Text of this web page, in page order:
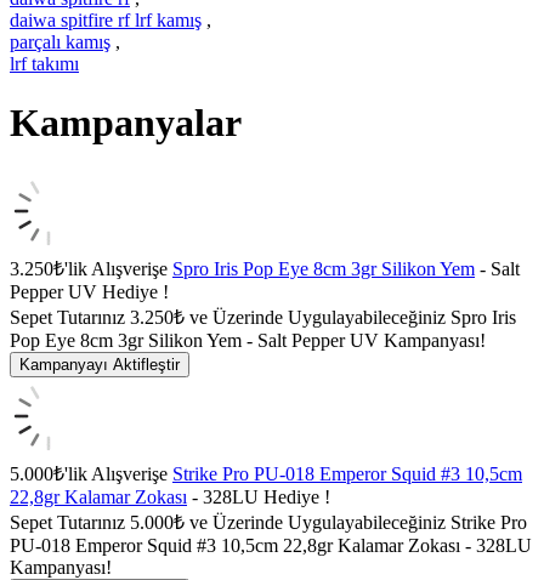
daiwa spitfire rf lrf kamış ,
parçalı kamış ,
lrf takımı
Kampanyalar
3.250₺'lik Alışverişe Spro Iris Pop Eye 8cm 3gr Silikon Yem - Salt
Pepper UV Hediye !
Sepet Tutarınız 3.250₺ ve Üzerinde Uygulayabileceğiniz Spro Iris
Pop Eye 8cm 3gr Silikon Yem - Salt Pepper UV Kampanyası!
Kampanyayı Aktifleştir
5.000₺'lik Alışverişe Strike Pro PU-018 Emperor Squid #3 10,5cm
22,8gr Kalamar Zokası - 328LU Hediye !
Sepet Tutarınız 5.000₺ ve Üzerinde Uygulayabileceğiniz Strike Pro
PU-018 Emperor Squid #3 10,5cm 22,8gr Kalamar Zokası - 328LU
Kampanyası!